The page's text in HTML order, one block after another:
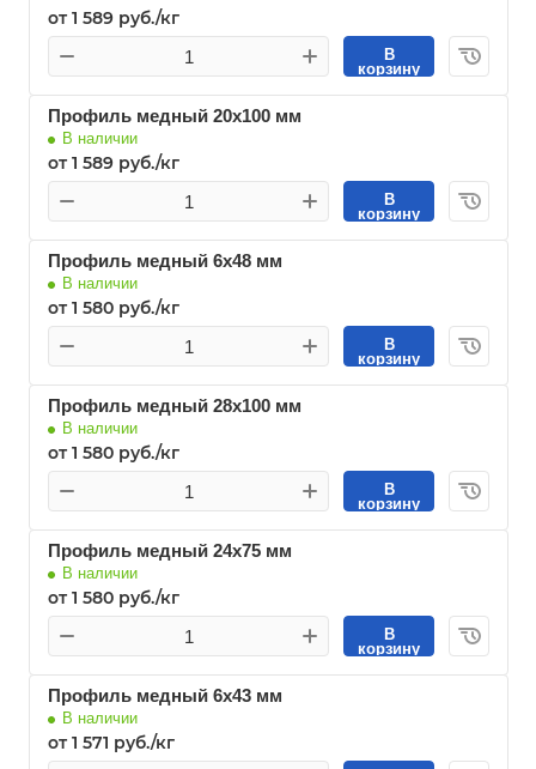
от 1 589 руб./кг
В
корзину
Профиль медный 20х100 мм
В наличии
от 1 589 руб./кг
В
корзину
Профиль медный 6х48 мм
В наличии
от 1 580 руб./кг
В
корзину
Профиль медный 28х100 мм
В наличии
от 1 580 руб./кг
В
корзину
Профиль медный 24х75 мм
В наличии
от 1 580 руб./кг
В
корзину
Профиль медный 6х43 мм
В наличии
от 1 571 руб./кг